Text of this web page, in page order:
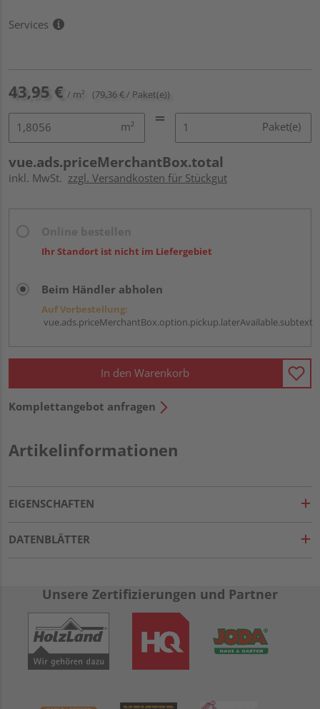
Services
43,95 € / m² (79,36 € / Paket(e))
m² Paket(e)
vue.ads.priceMerchantBox.total
inkl. MwSt. zzgl. Versandkosten für Stückgut
Ihr Standort ist nicht im Liefergebiet
Beim Händler abholen
Auf Vorbestellung:
vue.ads.priceMerchantBox.option.pickup.laterAvailable.subtext
In den Warenkorb
Komplettangebot anfragen
Artikelinformationen
EIGENSCHAFTEN
DATENBLÄTTER
Unsere Zertifizierungen und Partner